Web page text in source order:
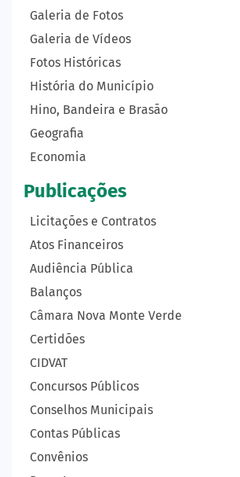
Galeria de Fotos
Galeria de Vídeos
Fotos Históricas
História do Município
Hino, Bandeira e Brasão
Geografia
Economia
Publicações
Licitações e Contratos
Atos Financeiros
Audiência Pública
Balanços
Câmara Nova Monte Verde
Certidões
CIDVAT
Concursos Públicos
Conselhos Municipais
Contas Públicas
Convênios